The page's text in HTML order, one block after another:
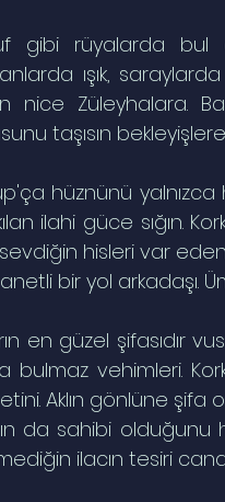
gibi rüyalarda bul
ışık,
nice Züleyhalara.
taşısın
hüznünü
ilahi güce sığın.
hisleri var
bir yol arkadaşı.
en güzel şifasıdır
bulmaz vehimleri.
Aklın gönlüne
da sahibi olduğunu
ilacın tesiri